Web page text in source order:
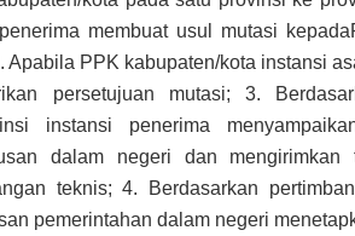
membuat usul mutasi
Apabila PPK kabupaten/kota instansi
persetujuan mutasi; 3.
instansi penerima
dalam negeri dan
teknis; 4. Berdasarkan
pemerintahan dalam negeri